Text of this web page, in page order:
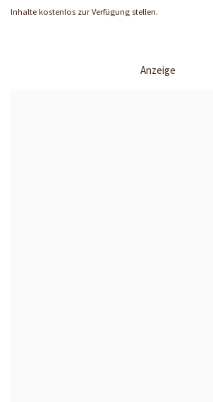
Inhalte kostenlos zur Verfügung stellen.
Anzeige